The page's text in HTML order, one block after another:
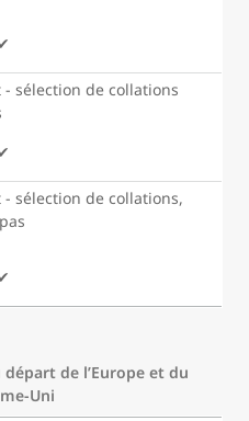
sélection de collations
sélection de collations,
de l’Europe et du
Uni